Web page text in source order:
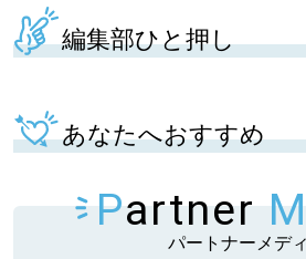
編集部ひと押し
あなたへおすすめ
Partner M
パートナーメデ